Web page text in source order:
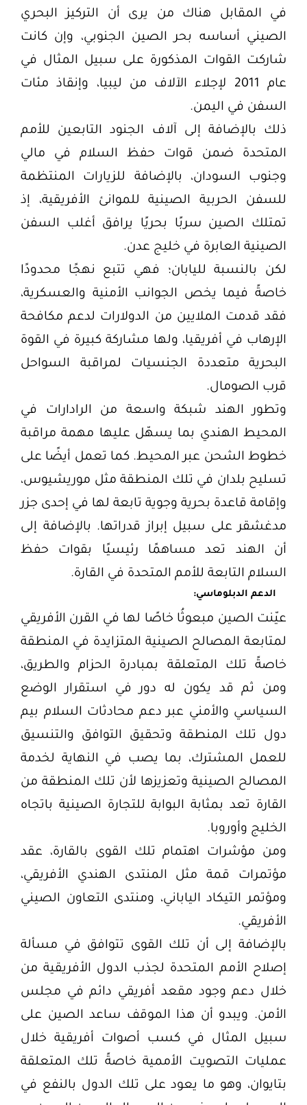
في المقابل هناك من يرى أن التركيز البحري
الصيني أساسه بحر الصين الجنوبي، وإن كانت
شاركت القوات المذكورة على سبيل المثال في
عام 2011 لإجلاء الآلاف من ليبيا، وإنقاذ مئات
السفن في اليمن.
ذلك بالإضافة إلى آلاف الجنود التابعين للأمم
المتحدة ضمن قوات حفظ السلام في مالي
وجنوب السودان، بالإضافة للزيارات المنتظمة
للسفن الحربية الصينية للموانئ الأفريقية، إذ
تمتلك الصين سربًا بحريًا يرافق أغلب السفن
الصينية العابرة في خليج عدن.
لكن بالنسبة لليابان؛ فهي تتبع نهجًا محدودًا
خاصةً فيما يخص الجوانب الأمنية والعسكرية،
فقد قدمت الملايين من الدولارات لدعم مكافحة
الإرهاب في أفريقيا، ولها مشاركة كبيرة في القوة
البحرية متعددة الجنسيات لمراقبة السواحل
قرب الصومال.
وتطور الهند شبكة واسعة من الرادارات في
المحيط الهندي بما يسهّل عليها مهمة مراقبة
خطوط الشحن عبر المحيط. كما تعمل أيضًا على
تسليح بلدان في تلك المنطقة مثل موريشيوس،
وإقامة قاعدة بحرية وجوية تابعة لها في إحدى جزر
مدغشقر على سبيل إبراز قدراتها. بالإضافة إلى
أن الهند تعد مساهمًا رئيسيًا بقوات حفظ
السلام التابعة للأمم المتحدة في القارة.
الدعم الدبلوماسي:
عيّنت الصين مبعوثُا خاصًا لها في القرن الأفريقي
لمتابعة المصالح الصينية المتزايدة في المنطقة
خاصةً تلك المتعلقة بمبادرة الحزام والطريق،
ومن ثم قد يكون له دور في استقرار الوضع
السياسي والأمني عبر دعم محادثات السلام بيم
دول تلك المنطقة وتحقيق التوافق والتنسيق
للعمل المشترك، بما يصب في النهاية لخدمة
المصالح الصينية وتعزيزها لأن تلك المنطقة من
القارة تعد بمثابة البوابة للتجارة الصينية باتجاه
الخليج وأوروبا.
ومن مؤشرات اهتمام تلك القوى بالقارة، عقد
مؤتمرات قمة مثل المنتدى الهندي الأفريقي،
ومؤتمر التيكاد الياباني، ومنتدى التعاون الصيني
الأفريقي.
بالإضافة إلى أن تلك القوى تتوافق في مسألة
إصلاح الأمم المتحدة لجذب الدول الأفريقية من
خلال دعم وجود مقعد أفريقي دائم في مجلس
الأمن. ويبدو أن هذا الموقف ساعد الصين على
سبيل المثال في كسب أصوات أفريقية خلال
عمليات التصويت الأممية خاصةً تلك المتعلقة
بتايوان، وهو ما يعود على تلك الدول بالنفع في